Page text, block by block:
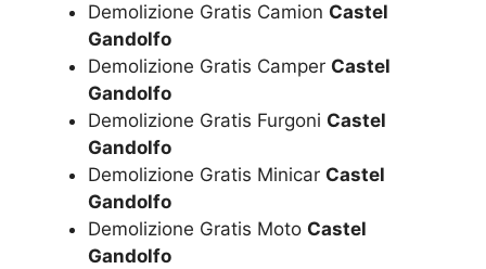
Demolizione Gratis Camion Castel
Gandolfo
Demolizione Gratis Camper Castel
Gandolfo
Demolizione Gratis Furgoni Castel
Gandolfo
Demolizione Gratis Minicar Castel
Gandolfo
Demolizione Gratis Moto Castel
Gandolfo